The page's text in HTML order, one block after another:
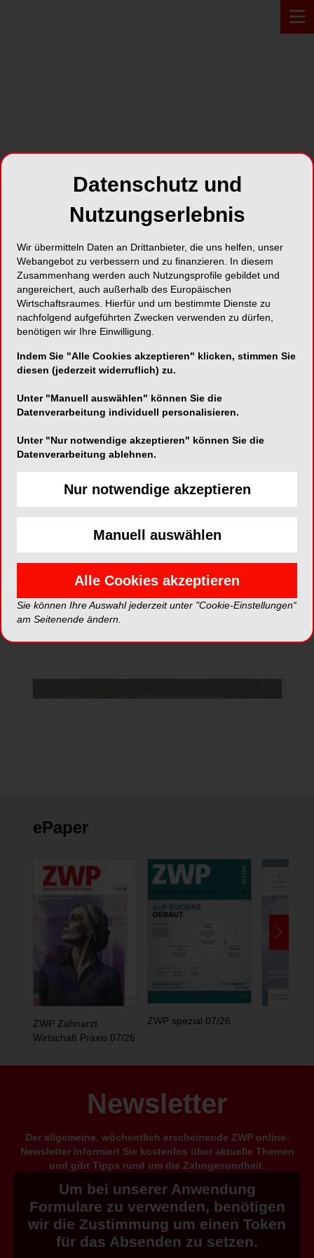
FRANKFURT 21.11.2025
Prothetikabrechnung für
Profis
EVENT*
Anmelden
Jetzt anmelden
*Die Beiträge in dieser Rubrik stammen von den Anbietern und
spiegeln nicht die Meinung der Redaktion wider.
Da Sie der Verwendung von Google Maps
angezeigt werden.
Cookie Einstellungen ändern
ePaper
ZWP Zahnarzt
Wirtschaft Praxis 07/26
ZWP spezial 07/26
Newsletter
Der allgemeine, wöchentlich erscheinende ZWP online-
Newsletter informiert Sie kostenlos über aktuelle Themen
und gibt Tipps rund um die Zahngesundheit.
Um bei unserer Anwendung
Formulare zu verwenden, benötigen
wir die Zustimmung um einen Token
für das Absenden zu setzen.
Datenschutz und
Nutzungserlebnis
Wir übermitteln Daten an Drittanbieter, die uns helfen, unser
Webangebot zu verbessern und zu finanzieren. In diesem
Zusammenhang werden auch Nutzungsprofile gebildet und
angereichert, auch außerhalb des Europäischen
Wirtschaftsraumes. Hierfür und um bestimmte Dienste zu
nachfolgend aufgeführten Zwecken verwenden zu dürfen,
benötigen wir Ihre Einwilligung.
Indem Sie "Alle Cookies akzeptieren" klicken, stimmen Sie
diesen (jederzeit widerruflich) zu.
Unter "Manuell auswählen" können Sie die
Datenverarbeitung individuell personalisieren.
Unter "Nur notwendige akzeptieren" können Sie die
Datenverarbeitung ablehnen.
Nur notwendige akzeptieren
Manuell auswählen
Alle Cookies akzeptieren
Sie können Ihre Auswahl jederzeit unter "Cookie-Einstellungen“
am Seitenende ändern.